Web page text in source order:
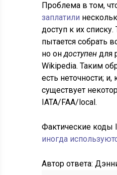
Проблема в том,
заплатили
доступ к их
пытается собрать
но ондоступендля
Wikipedia. Таким
есть неточности;
существует
IATA/FAA/local.
Фактические коды
иногда
Автор ответа: